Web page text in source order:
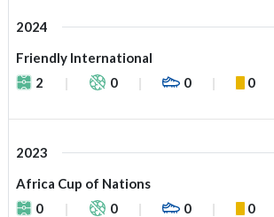
2024
Friendly International
2
0 0 0
2023
Africa Cup of Nations
0
0 0 0